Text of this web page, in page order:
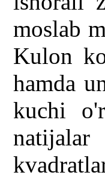
moslab
Kulon
hamda
kuchi